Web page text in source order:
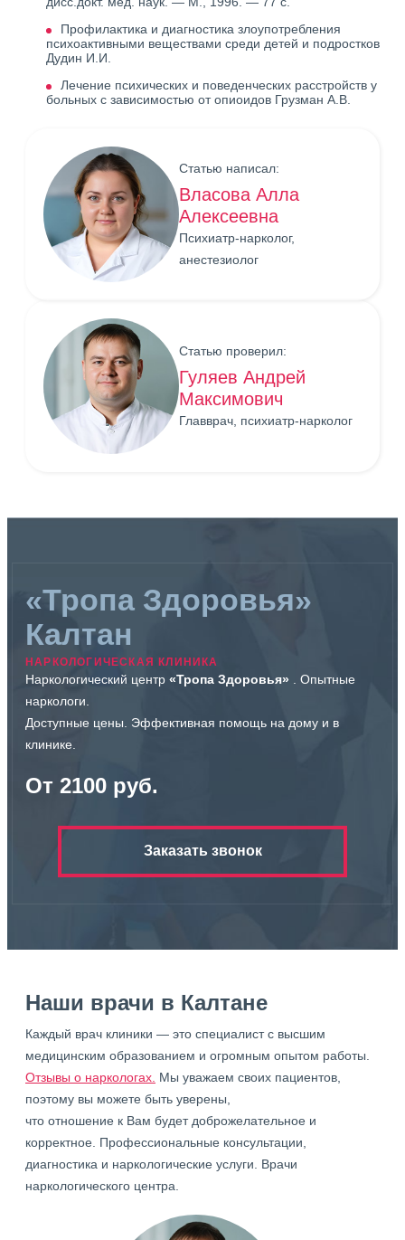
Профилактика и диагностика злоупотребления
психоактивными веществами среди детей и подростков
Дудин И.И.
Лечение психических и поведенческих расстройств у
больных с зависимостью от опиоидов Грузман А.В.
Статью написал:
Власова Алла
Алексеевна
Психиатр-нарколог,
анестезиолог
Статью проверил:
Гуляев Андрей
Максимович
Главврач, психиатр-нарколог
«Тропа Здоровья»
Калтан
НАРКОЛОГИЧЕСКАЯ КЛИНИКА
Наркологический центр «Тропа Здоровья»
. Опытные
наркологи.
Доступные цены. Эффективная помощь на дому и в
клинике.
От 2100 руб.
Заказать звонок
Наши врачи в Калтане
Каждый врач клиники — это специалист с высшим
медицинским образованием и огромным опытом работы.
Отзывы о наркологах. Мы уважаем своих пациентов,
поэтому вы можете быть уверены,
что отношение к Вам будет доброжелательное и
корректное. Профессиональные консультации,
диагностика и наркологические услуги. Врачи
наркологического центра.